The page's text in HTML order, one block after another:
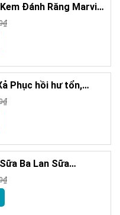
Đánh Răng Marvis
Vết Ố Vàng Làm
Phục hồi hư tổn,
da đầu hương
355ml
Ba Lan Sữa
Tươi Nguyên Kem 1 L